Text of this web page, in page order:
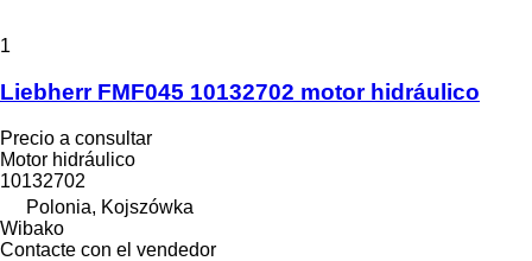
1
Liebherr FMF045 10132702 motor hidráulico
Precio a consultar
Motor hidráulico
10132702
Polonia, Kojszówka
Wibako
Contacte con el vendedor